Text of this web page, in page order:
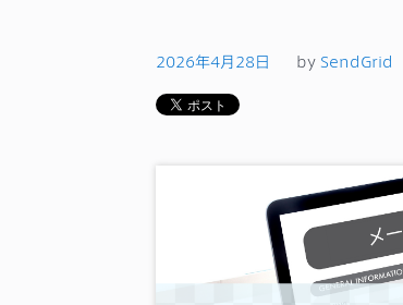
2026年4月28日 by SendGrid